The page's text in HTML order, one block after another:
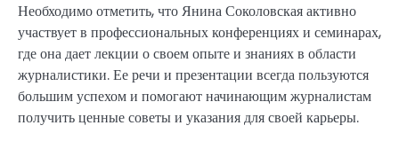
Необходимо отметить, что Янина Соколовская активно
участвует в профессиональных конференциях и семинарах,
где она дает лекции о своем опыте и знаниях в области
журналистики. Ее речи и презентации всегда пользуются
большим успехом и помогают начинающим журналистам
получить ценные советы и указания для своей карьеры.